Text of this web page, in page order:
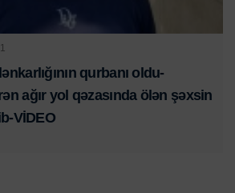
qurbanı oldu-
ağır yol qəzasında ölən şəxsin
VİDEO